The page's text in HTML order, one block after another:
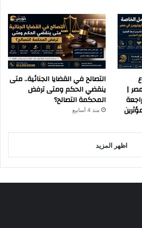
|
التصالح في القضايا الجنائية.. متى
ينقضي الحكم ومتى ترفض
المحكمة التصالح؟
منذ 4 أسابيع
اظهر المزيد